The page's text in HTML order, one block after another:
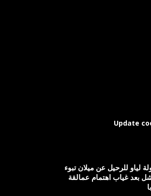
Update
لياو للرحيل عن ميلان تبوء
بعد غياب اهتمام عمالقة